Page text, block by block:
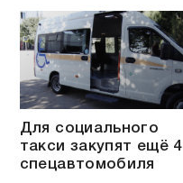
Для социального
такси закупят ещё 4
спецавтомобиля